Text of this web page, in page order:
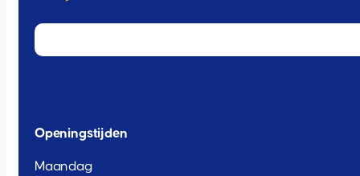
Openingstijden
Maandag